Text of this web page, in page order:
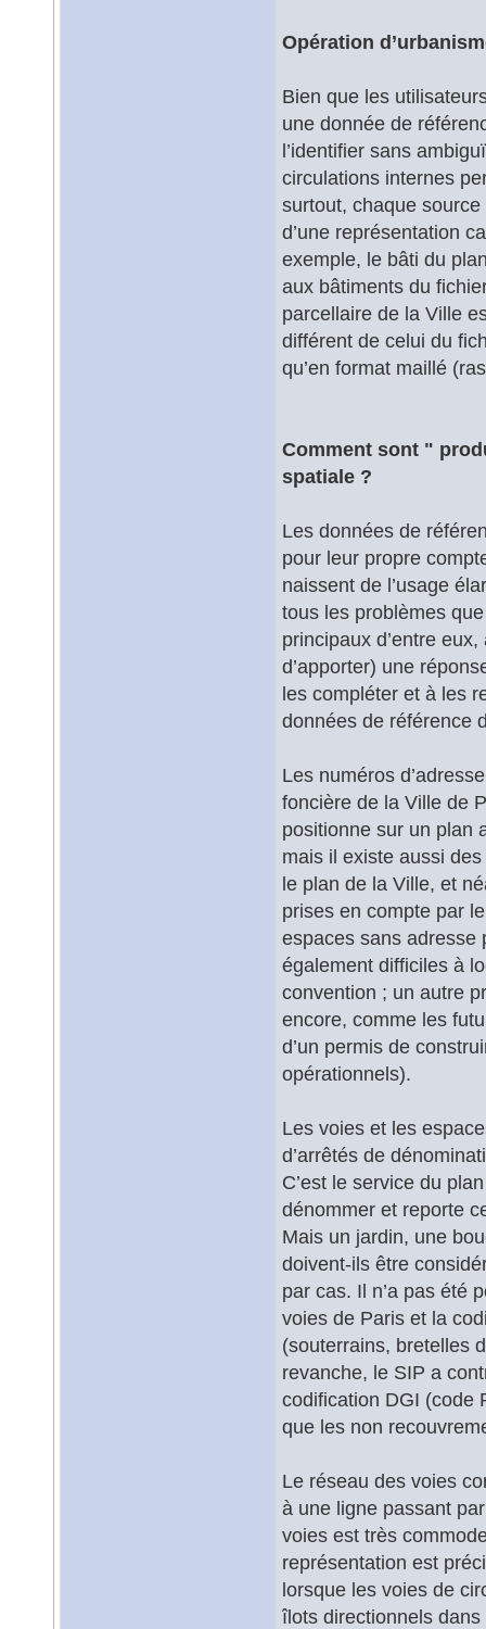
Opération
Bien que les
une donnée de
l’identifier sans
circulations internes
surtout, chaque
d’une représentation
exemple, le bâti du
aux bâtiments du
parcellaire de la Ville
différent de celui du
qu’en format maillé
Comment sont "
spatiale ?
Les données de
pour leur propre
naissent de l’usage
tous les problèmes
principaux d’entre
d’apporter) une
les compléter et à les
données de référence
Les numéros
foncière de la Ville de
positionne sur un plan
mais il existe aussi
le plan de la Ville, et
prises en compte par
espaces sans
également difficiles à
convention ; un autre
encore, comme les
d’un permis de
opérationnels).
Les voies et les
d’arrêtés de
C’est le service du
dénommer et reporte
Mais un jardin, une
doivent-ils être
par cas. Il n’a pas été
voies de Paris et la
(souterrains, bretelles
revanche, le SIP a
codification DGI (code
que les non
Le réseau des voies
à une ligne passant
voies est très
représentation est
lorsque les voies de
îlots directionnels